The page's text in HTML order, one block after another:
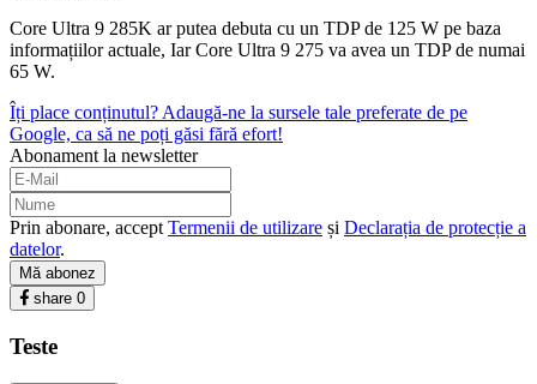
Core Ultra 9 285K ar putea debuta cu un TDP de 125 W pe baza
informațiilor actuale, Iar Core Ultra 9 275 va avea un TDP de numai
65 W.
Îți place conținutul? Adaugă-ne la sursele tale preferate de pe
Google, ca să ne poți găsi fără efort!
Abonament la newsletter
Prin abonare, accept Termenii de utilizare și Declarația de protecție a
datelor.
Mă abonez
share 0
Teste